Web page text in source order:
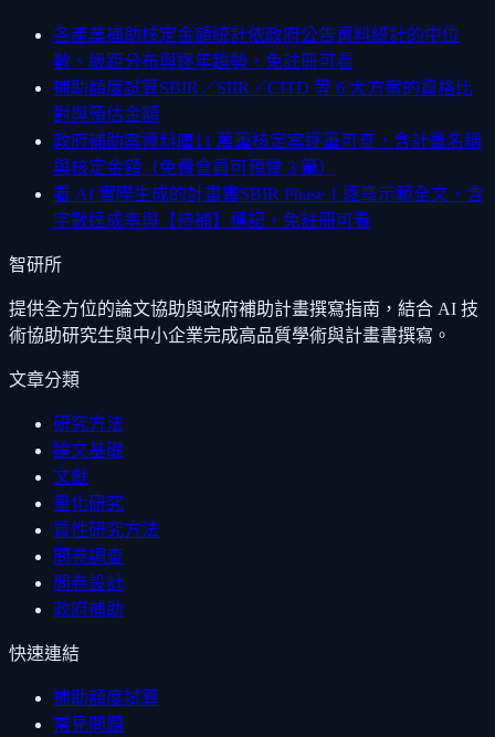
各產業補助核定金額統計依政府公告資料統計的中位
數、級距分布與逐年趨勢，免註冊可看
補助額度試算SBIR／SIIR／CITD 等 6 大方案的資格比
對與預估金額
政府補助案資料庫11 萬筆核定案逐筆可查，含計畫名稱
與核定金額（免費會員可預覽 3 筆）
看 AI 實際生成的計畫書SBIR Phase 1 逐章示範全文，含
字數達成率與【待補】標記，免註冊可看
智研所
提供全方位的論文協助與政府補助計畫撰寫指南，結合 AI 技
術協助研究生與中小企業完成高品質學術與計畫書撰寫。
文章分類
研究方法
論文基礎
文獻
量化研究
質性研究方法
問卷調查
問卷設計
政府補助
快速連結
補助額度試算
常見問題